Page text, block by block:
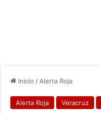
Inicio / Alerta Roja
Alerta Roja Veracruz